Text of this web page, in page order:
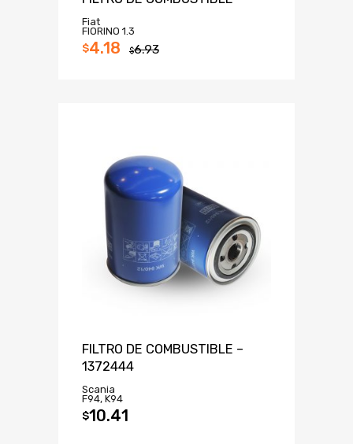
Fiat
FIORINO 1.3
$6.93
$4.18
FILTRO DE COMBUSTIBLE –
1372444
Scania
F94, K94
$10.41